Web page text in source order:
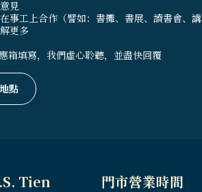
見
事工上合作（譬如：書攤、書展、讀書會、講
更多
箱填寫，我們虛心聆聽，並盡快回覆
點
Tien 門市營業時間